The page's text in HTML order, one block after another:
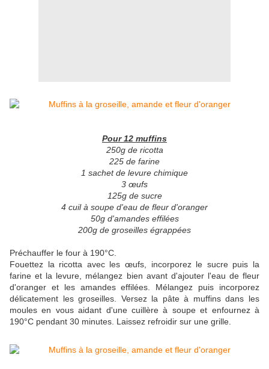
Pour 12 muffins
250g de ricotta
225 de farine
1 sachet de levure chimique
3 œufs
125g de sucre
4 cuil à soupe d'eau de fleur d'oranger
50g d'amandes effilées
200g de groseilles égrappées
Préchauffer le four à 190°C.
Fouettez la ricotta avec les œufs, incorporez le sucre puis la
farine et la levure, mélangez bien avant d'ajouter l'eau de fleur
d'oranger et les amandes effilées. Mélangez puis incorporez
délicatement les groseilles. Versez la pâte à muffins dans les
moules en vous aidant d'une cuillère à soupe et enfournez à
190°C pendant 30 minutes. Laissez refroidir sur une grille.